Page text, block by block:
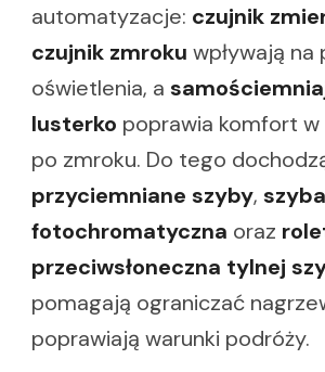
automatyzacje: czujnik
czujnik zmroku wpływają na
oświetlenia, a
lusterko poprawia komfort
po zmroku. Do tego
przyciemniane szyby, szyba
fotochromatyczna oraz
przeciwsłoneczna tylnej
pomagają ograniczać
poprawiają warunki podróży.